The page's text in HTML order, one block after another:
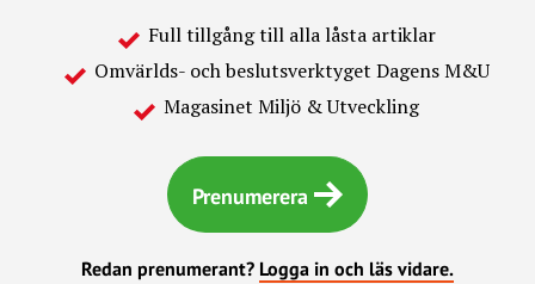
Full tillgång till alla låsta artiklar
Omvärlds- och beslutsverktyget Dagens M&U
Magasinet Miljö & Utveckling
Prenumerera
Redan prenumerant? Logga in och läs vidare.